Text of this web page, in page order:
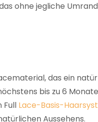
ohne jegliche
das ein
bis zu 6
Full Lace-Basis-
Aussehens.